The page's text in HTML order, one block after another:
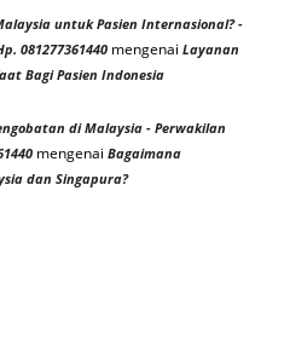
untuk Pasien Internasional? -
081277361440 mengenai Layanan
Bagi Pasien Indonesia
di Malaysia - Perwakilan
mengenai Bagaimana
dan Singapura?